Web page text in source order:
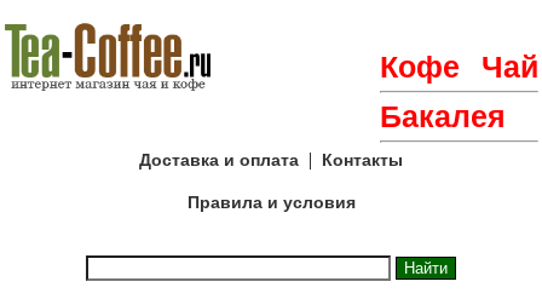
Кофе
Чай
Бакалея
Доставка и оплата | Контакты
Правила и условия